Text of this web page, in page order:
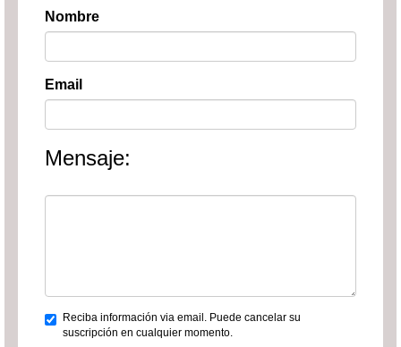
Nombre
Email
Mensaje:
Reciba información via email. Puede cancelar su
suscripción en cualquier momento.